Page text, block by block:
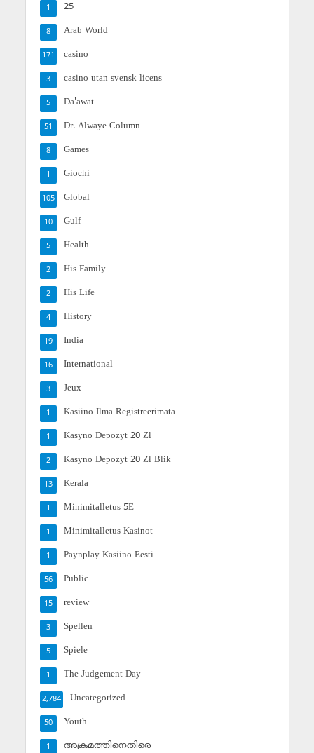
25
1
Arab World
8
casino
171
casino utan svensk licens
3
Da'awat
5
Dr. Alwaye Column
51
Games
8
Giochi
1
Global
105
Gulf
10
Health
5
His Family
2
His Life
2
History
4
India
19
International
16
Jeux
3
Kasiino Ilma Registreerimata
1
Kasyno Depozyt 20 Zł
1
Kasyno Depozyt 20 Zł Blik
2
Kerala
13
Minimitalletus 5E
1
Minimitalletus Kasinot
1
Paynplay Kasiino Eesti
1
Public
56
review
15
Spellen
3
Spiele
5
The Judgement Day
1
Uncategorized
2,784
Youth
50
അക്രമത്തിനെതിരെ
1